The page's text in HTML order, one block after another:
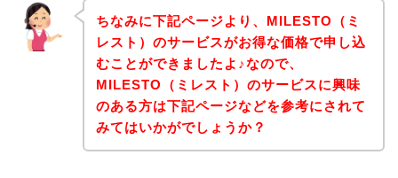
ちなみに下記ページより、MILESTO（ミ
レスト）のサービスがお得な価格で申し込
むことができましたよ♪なので、
MILESTO（ミレスト）のサービスに興味
のある方は下記ページなどを参考にされて
みてはいかがでしょうか？